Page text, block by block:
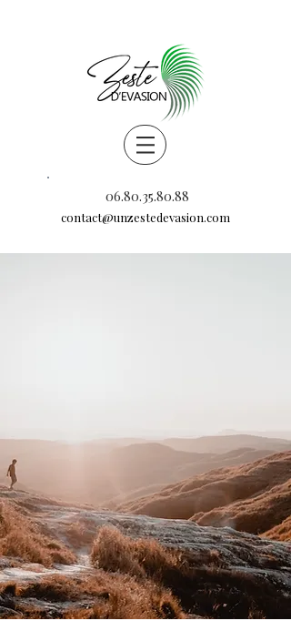
06.80.35.80.88
contact@unzestedevasion.com